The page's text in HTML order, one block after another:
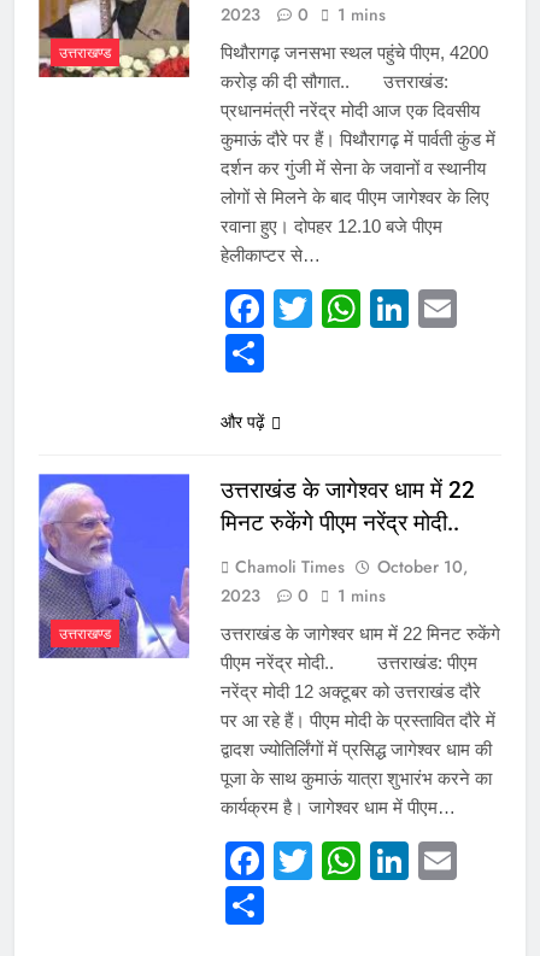
उत्तराखण्ड
2023
0 1 mins
पिथौरागढ़ जनसभा स्थल पहुंचे पीएम, 4200
करोड़ की दी सौगात.. उत्तराखंड:
प्रधानमंत्री नरेंद्र मोदी आज एक दिवसीय
कुमाऊं दौरे पर हैं। पिथौरागढ़ में पार्वती कुंड में
दर्शन कर गुंजी में सेना के जवानों व स्थानीय
लोगों से मिलने के बाद पीएम जागेश्वर के लिए
रवाना हुए। दोपहर 12.10 बजे पीएम
हेलीकाप्टर से…
Facebook
TwitterWhatsApp
और पढ़ें
उत्तराखण्ड
उत्तराखंड के जागेश्वर धाम में 22
मिनट रुकेंगे पीएम नरेंद्र मोदी..
Chamoli Times
October 10,
2023
0 1 mins
उत्तराखंड के जागेश्वर धाम में 22 मिनट रुकेंगे
पीएम नरेंद्र मोदी.. उत्तराखंड: पीएम
नरेंद्र मोदी 12 अक्टूबर को उत्तराखंड दौरे
पर आ रहे हैं। पीएम मोदी के प्रस्तावित दौरे में
द्वादश ज्योतिर्लिंगों में प्रसिद्ध जागेश्वर धाम की
पूजा के साथ कुमाऊं यात्रा शुभारंभ करने का
कार्यक्रम है। जागेश्वर धाम में पीएम…
Facebook
TwitterWhatsApp